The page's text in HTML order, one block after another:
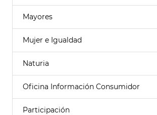
Mayores
Mujer e Igualdad
Naturia
Oficina Información Consumidor
Participación